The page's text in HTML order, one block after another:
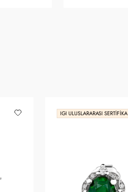
IGI ULUSLARARASI SERTIFIKA